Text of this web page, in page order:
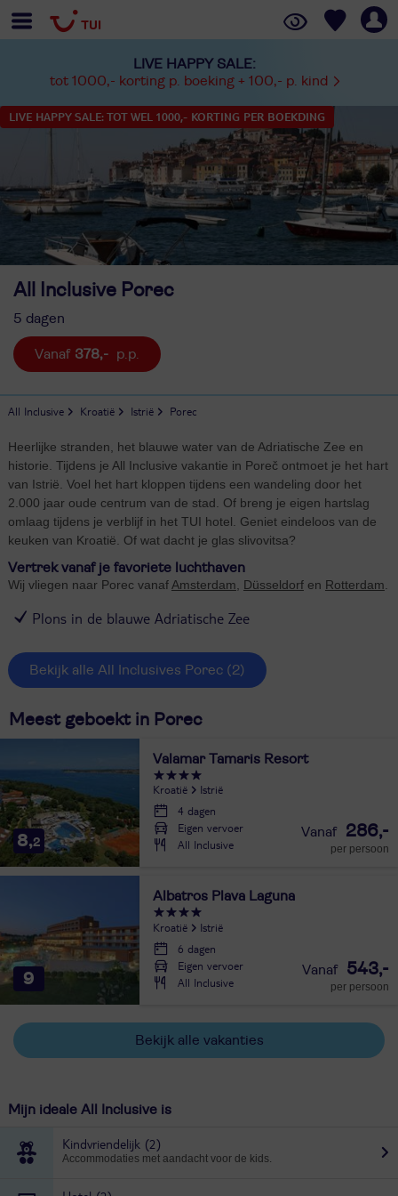
LIVE HAPPY SALE:
tot 1000,- korting p. boeking + 100,- p. kind
LIVE HAPPY SALE: TOT WEL 1000,- KORTING PER BOEKDING
All Inclusive Porec
5 dagen
378,-
All Inclusive Kroatië Istrië Porec
Heerlijke stranden, het blauwe water van de Adriatische Zee en
historie. Tijdens je All Inclusive vakantie in Poreč ontmoet je het hart
van Istrië. Voel het hart kloppen tijdens een wandeling door het
2.000 jaar oude centrum van de stad. Of breng je eigen hartslag
omlaag tijdens je verblijf in het TUI hotel. Geniet eindeloos van de
keuken van Kroatië. Of wat dacht je glas slivovitsa?
Vertrek vanaf je favoriete luchthaven
Wij vliegen naar Porec vanaf Amsterdam Düsseldorfen Rotterdam
Plons in de blauwe Adriatische Zee
Bekijk alle All Inclusives Porec (2)
Meest geboekt in Porec
8,2
Valamar Tamaris Resort
Kroatië
Istrië
4 dagen
Eigen vervoer
All Inclusive
286,-
per persoon
9
Albatros Plava Laguna
Kroatië
Istrië
6 dagen
Eigen vervoer
All Inclusive
543,-
per persoon
Bekijk alle vakanties
Mijn ideale All Inclusive is
Kindvriendelijk (2)
Accommodaties met aandacht voor de kids.